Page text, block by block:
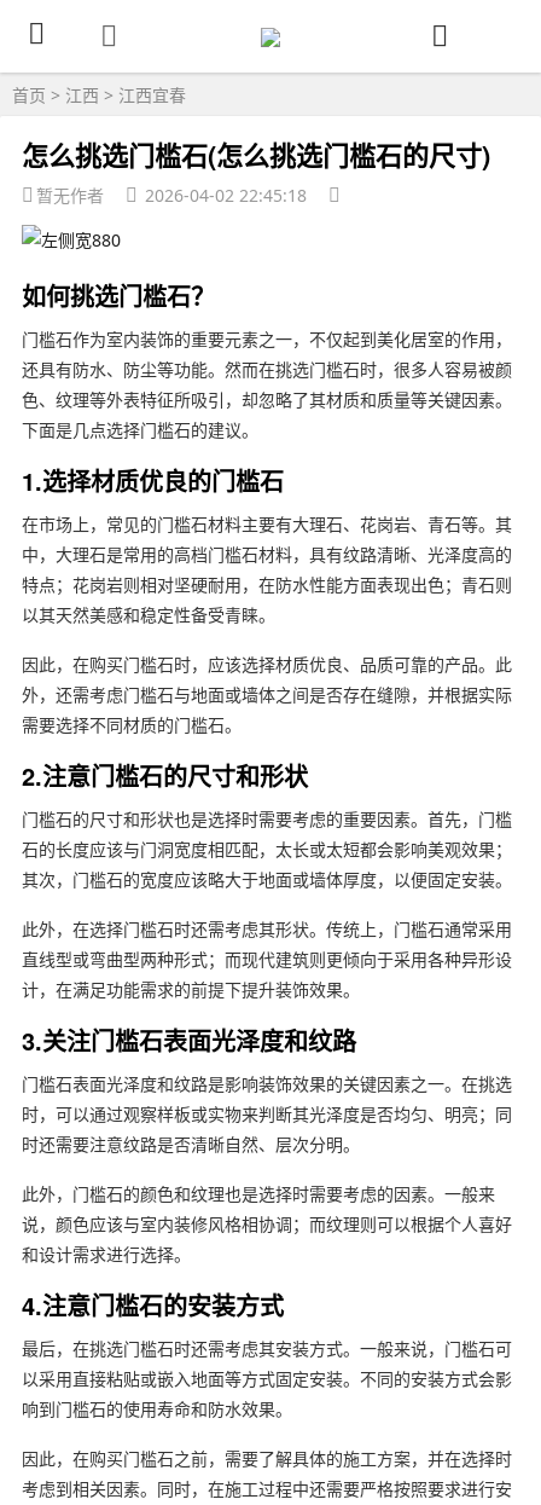
首页 > 江西 > 江西宜春
怎么挑选门槛石(怎么挑选门槛石的尺寸)
暂无作者 2026-04-02 22:45:18
如何挑选门槛石？
门槛石作为室内装饰的重要元素之一，不仅起到美化居室的作用，
还具有防水、防尘等功能。然而在挑选门槛石时，很多人容易被颜
色、纹理等外表特征所吸引，却忽略了其材质和质量等关键因素。
下面是几点选择门槛石的建议。
1.选择材质优良的门槛石
在市场上，常见的门槛石材料主要有大理石、花岗岩、青石等。其
中，大理石是常用的高档门槛石材料，具有纹路清晰、光泽度高的
特点；花岗岩则相对坚硬耐用，在防水性能方面表现出色；青石则
以其天然美感和稳定性备受青睐。
因此，在购买门槛石时，应该选择材质优良、品质可靠的产品。此
外，还需考虑门槛石与地面或墙体之间是否存在缝隙，并根据实际
需要选择不同材质的门槛石。
2.注意门槛石的尺寸和形状
门槛石的尺寸和形状也是选择时需要考虑的重要因素。首先，门槛
石的长度应该与门洞宽度相匹配，太长或太短都会影响美观效果；
其次，门槛石的宽度应该略大于地面或墙体厚度，以便固定安装。
此外，在选择门槛石时还需考虑其形状。传统上，门槛石通常采用
直线型或弯曲型两种形式；而现代建筑则更倾向于采用各种异形设
计，在满足功能需求的前提下提升装饰效果。
3.关注门槛石表面光泽度和纹路
门槛石表面光泽度和纹路是影响装饰效果的关键因素之一。在挑选
时，可以通过观察样板或实物来判断其光泽度是否均匀、明亮；同
时还需要注意纹路是否清晰自然、层次分明。
此外，门槛石的颜色和纹理也是选择时需要考虑的因素。一般来
说，颜色应该与室内装修风格相协调；而纹理则可以根据个人喜好
和设计需求进行选择。
4.注意门槛石的安装方式
最后，在挑选门槛石时还需考虑其安装方式。一般来说，门槛石可
以采用直接粘贴或嵌入地面等方式固定安装。不同的安装方式会影
响到门槛石的使用寿命和防水效果。
因此，在购买门槛石之前，需要了解具体的施工方案，并在选择时
考虑到相关因素。同时，在施工过程中还需要严格按照要求进行安